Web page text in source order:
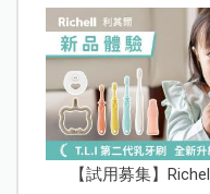
【試用募集】